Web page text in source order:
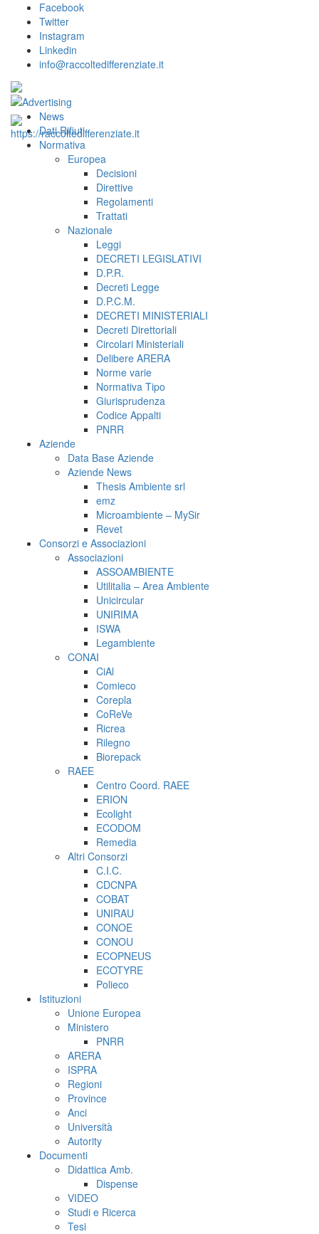
Facebook
Twitter
Instagram
Linkedin
info@raccoltedifferenziate.it
News
Dati Rifiuti
Normativa
Europea
Decisioni
Direttive
Regolamenti
Trattati
Nazionale
Leggi
DECRETI LEGISLATIVI
D.P.R.
Decreti Legge
D.P.C.M.
DECRETI MINISTERIALI
Decreti Direttoriali
Circolari Ministeriali
Delibere ARERA
Norme varie
Normativa Tipo
Giurisprudenza
Codice Appalti
PNRR
Aziende
Data Base Aziende
Aziende News
Thesis Ambiente srl
emz
Microambiente – MySir
Revet
Consorzi e Associazioni
Associazioni
ASSOAMBIENTE
Utilitalia – Area Ambiente
Unicircular
UNIRIMA
ISWA
Legambiente
CONAI
CiAl
Comieco
Corepla
CoReVe
Ricrea
Rilegno
Biorepack
RAEE
Centro Coord. RAEE
ERION
Ecolight
ECODOM
Remedia
Altri Consorzi
C.I.C.
CDCNPA
COBAT
UNIRAU
CONOE
CONOU
ECOPNEUS
ECOTYRE
Polieco
Istituzioni
Unione Europea
Ministero
PNRR
ARERA
ISPRA
Regioni
Province
Anci
Università
Autority
Documenti
Didattica Amb.
Dispense
VIDEO
Studi e Ricerca
Tesi